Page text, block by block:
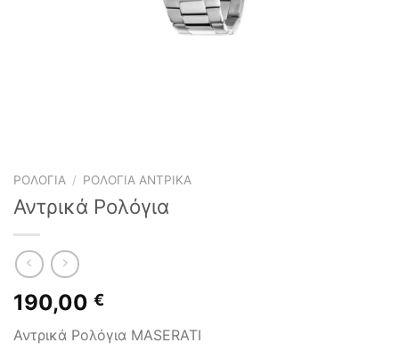
ΡΟΛΌΓΙΑ / ΡΟΛΌΓΙΑ ΑΝΤΡΙΚΆ
Αντρικά Ρολόγια
190,00 €
Αντρικά Ρολόγια MASERATI